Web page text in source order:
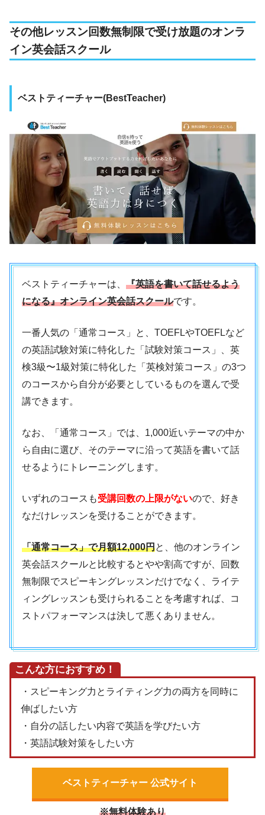
その他レッスン回数無制限で受け放題のオンラ
イン英会話スクール
ベストティーチャー(BestTeacher)
ベストティーチャーは、 『英語を書いて話せるよう
になる』オンライン英会話スクールです。
一番人気の「通常コース」と、TOEFLやTOEFLなど
の英語試験対策に特化した「試験対策コース」、英
検3級〜1級対策に特化した「英検対策コース」の3つ
のコースから自分が必要としているものを選んで受
講できます。
なお、「通常コース」では、1,000近いテーマの中か
ら自由に選び、そのテーマに沿って英語を書いて話
せるようにトレーニングします。
いずれのコースも受講回数の上限がないので、好き
なだけレッスンを受けることができます。
「通常コース」で月額12,000円と、他のオンライン
英会話スクールと比較するとやや割高ですが、回数
無制限でスピーキングレッスンだけでなく、ライテ
ィングレッスンも受けられることを考慮すれば、コ
ストパフォーマンスは決して悪くありません。
こんな方におすすめ！
・スピーキング力とライティング力の両方を同時に
伸ばしたい方
・自分の話したい内容で英語を学びたい方
・英語試験対策をしたい方
ベストティーチャー 公式サイト
※無料体験あり